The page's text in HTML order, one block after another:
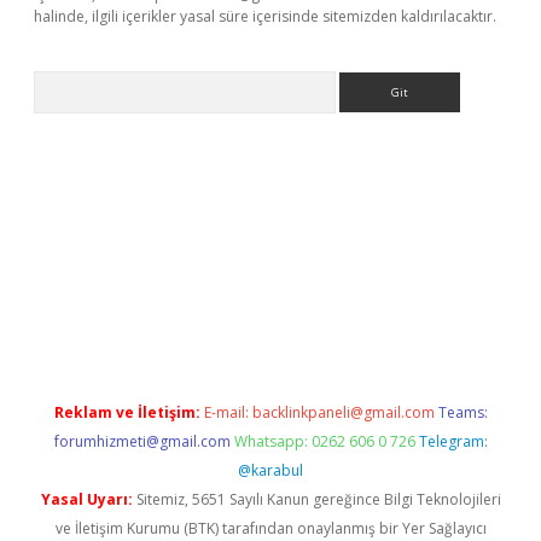
halinde, ilgili içerikler yasal süre içerisinde sitemizden kaldırılacaktır.
Reklam ve İletişim: E-mail: backlinkpaneli@gmail.com Teams:
forumhizmeti@gmail.com Whatsapp: 0262 606 0 726 Telegram:
@karabul
Yasal Uyarı: Sitemiz, 5651 Sayılı Kanun gereğince Bilgi Teknolojileri
ve İletişim Kurumu (BTK) tarafından onaylanmış bir Yer Sağlayıcı